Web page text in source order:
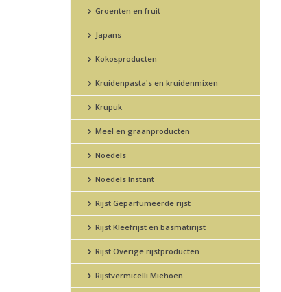
Groenten en fruit
Japans
Kokosproducten
Kruidenpasta's en kruidenmixen
Krupuk
Meel en graanproducten
Noedels
Noedels Instant
Rijst Geparfumeerde rijst
Rijst Kleefrijst en basmatirijst
Rijst Overige rijstproducten
Rijstvermicelli Miehoen